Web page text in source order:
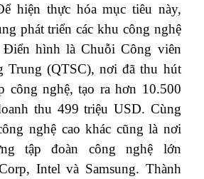
hiện thực hóa mục tiêu này,
phát triển các khu công nghệ
hình là Chuỗi Công viên
Trung (QTSC), nơi đã thu hút
công nghệ, tạo ra hơn 10.500
thu 499 triệu USD. Cùng
nghệ cao khác cũng là nơi
tập đoàn công nghệ lớn
Intel và Samsung. Thành